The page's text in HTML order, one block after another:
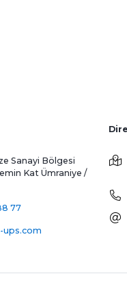
Sanayi Bölgesi
Kat Ümraniye /
77